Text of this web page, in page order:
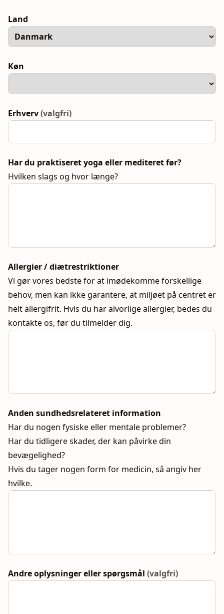
Land
Køn
Erhverv(valgfri)
Har du praktiseret yoga eller mediteret før?
Hvilken slags og hvor længe?
Allergier / diætrestriktioner
Vi gør vores bedste for at imødekomme forskellige
behov, men kan ikke garantere, at miljøet på centret er
helt allergifrit. Hvis du har alvorlige allergier, bedes du
kontakte os, før du tilmelder dig.
Anden sundhedsrelateret information
Har du nogen fysiske eller mentale problemer?
Har du tidligere skader, der kan påvirke din
bevægelighed?
Hvis du tager nogen form for medicin, så angiv her
hvilke.
Andre oplysninger eller spørgsmål (valgfri)